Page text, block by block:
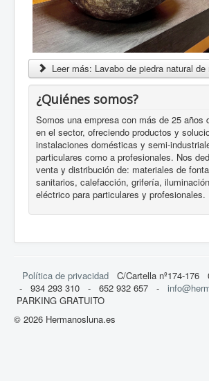
Leer más: Lavabo de piedra natural de
¿Quiénes somos?
Somos una empresa con más de 25 años
en el sector, ofreciendo productos y
instalaciones domésticas y semi-
particulares como a profesionales. Nos
venta y distribución de: materiales de
sanitarios, calefacción, grifería,
eléctrico para particulares y profesionales.
Política de privacidad C/Cartella nº174-
- 934 293 310 - 652 932 657 -
PARKING GRATUITO
© 2026 Hermanosluna.es